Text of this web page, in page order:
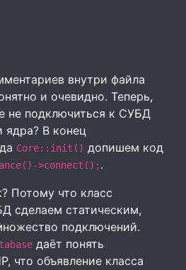
внутри файла
и очевидно. Теперь,
не подключиться к СУБД
ядра? В конец
Core::init() допишем код
>connect();.
Потому что класс
сделаем статическим,
подключений.
даёт понять
что объявление класса